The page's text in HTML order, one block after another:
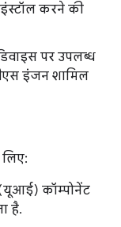
करने की
पर उपलब्ध
इंजन शामिल
कॉम्पोनेंट
है.